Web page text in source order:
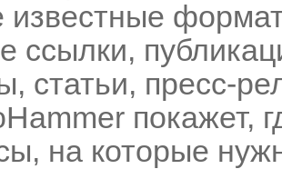
ссылки,
статьи, пресс-
покажет,
на которые